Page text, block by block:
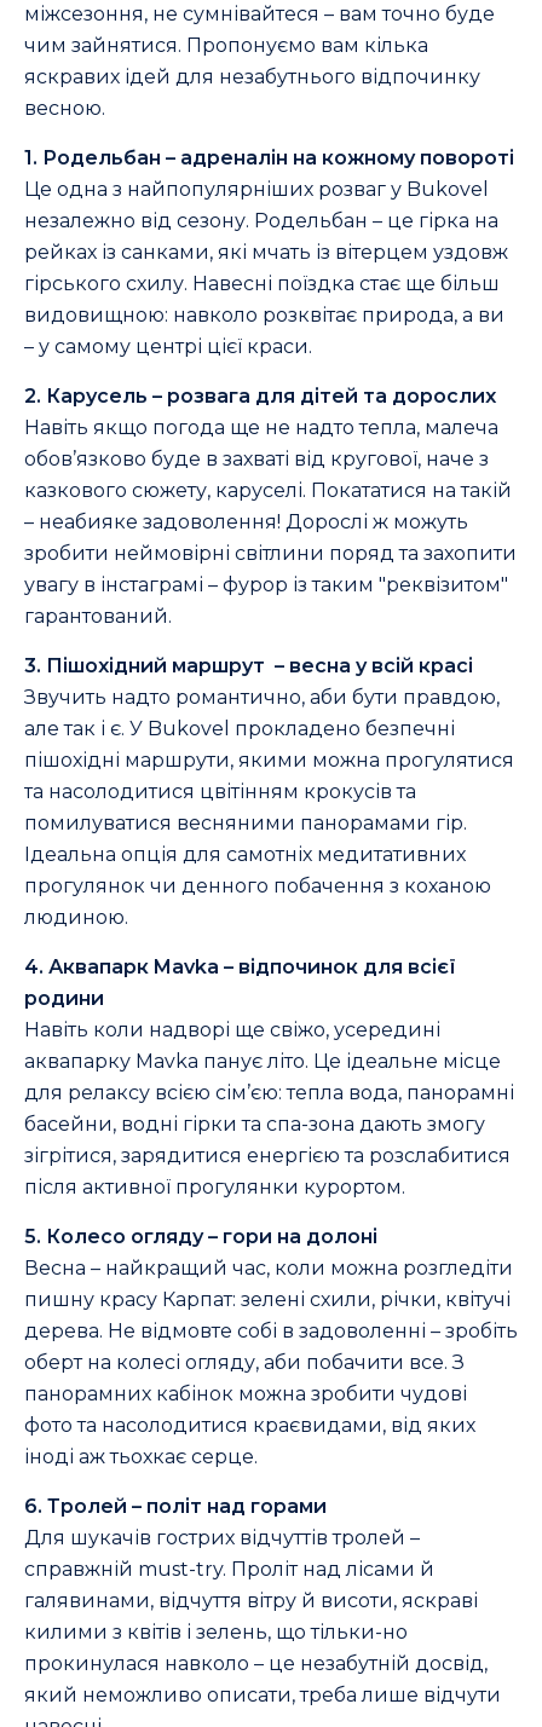
міжсезоння, не сумнівайтеся – вам точно буде
чим зайнятися. Пропонуємо вам кілька
яскравих ідей для незабутнього відпочинку
весною.
1. Родельбан – адреналін на кожному повороті
Це одна з найпопулярніших розваг у Bukovel
незалежно від сезону. Родельбан – це гірка на
рейках із санками, які мчать із вітерцем уздовж
гірського схилу. Навесні поїздка стає ще більш
видовищною: навколо розквітає природа, а ви
– у самому центрі цієї краси.
2. Карусель – розвага для дітей та дорослих
Навіть якщо погода ще не надто тепла, малеча
обов’язково буде в захваті від кругової, наче з
казкового сюжету, каруселі. Покататися на такій
– неабияке задоволення! Дорослі ж можуть
зробити неймовірні світлини поряд та захопити
увагу в інстаграмі – фурор із таким "реквізитом"
гарантований.
3. Пішохідний маршрут – весна у всій красі
Звучить надто романтично, аби бути правдою,
але так і є. У Bukovel прокладено безпечні
пішохідні маршрути, якими можна прогулятися
та насолодитися цвітінням крокусів та
помилуватися весняними панорамами гір.
Ідеальна опція для самотніх медитативних
прогулянок чи денного побачення з коханою
людиною.
4. Аквапарк Mavka – відпочинок для всієї
родини
Навіть коли надворі ще свіжо, усередині
аквапарку Mavka панує літо. Це ідеальне місце
для релаксу всією сім’єю: тепла вода, панорамні
басейни, водні гірки та спа-зона дають змогу
зігрітися, зарядитися енергією та розслабитися
після активної прогулянки курортом.
5. Колесо огляду – гори на долоні
Весна – найкращий час, коли можна розгледіти
пишну красу Карпат: зелені схили, річки, квітучі
дерева. Не відмовте собі в задоволенні – зробіть
оберт на колесі огляду, аби побачити все. З
панорамних кабінок можна зробити чудові
фото та насолодитися краєвидами, від яких
іноді аж тьохкає серце.
6. Тролей – політ над горами
Для шукачів гострих відчуттів тролей –
справжній must-try. Проліт над лісами й
галявинами, відчуття вітру й висоти, яскраві
килими з квітів і зелень, що тільки-но
прокинулася навколо – це незабутній досвід,
який неможливо описати, треба лише відчути